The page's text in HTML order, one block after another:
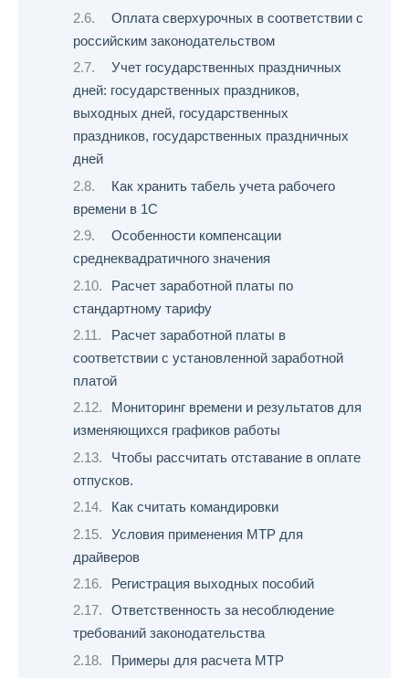
Оплата сверхурочных в соответствии с
российским законодательством
Учет государственных праздничных
дней: государственных праздников,
выходных дней, государственных
праздников, государственных праздничных
дней
Как хранить табель учета рабочего
времени в 1С
Особенности компенсации
среднеквадратичного значения
Расчет заработной платы по
стандартному тарифу
Расчет заработной платы в
соответствии с установленной заработной
платой
Мониторинг времени и результатов для
изменяющихся графиков работы
Чтобы рассчитать отставание в оплате
отпусков.
Как считать командировки
Условия применения МТР для
драйверов
Регистрация выходных пособий
Ответственность за несоблюдение
требований законодательства
Примеры для расчета МТР